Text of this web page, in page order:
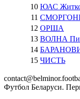
10 ЮАС
11
12 ОРША
13 ВОЛНА
14
15 ЧИСТЬ
Футбол Беларуси.